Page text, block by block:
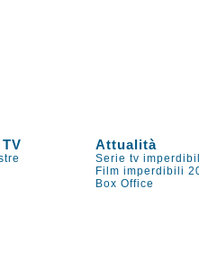
Attualità
Serie tv
Film imperdibili
Box Office